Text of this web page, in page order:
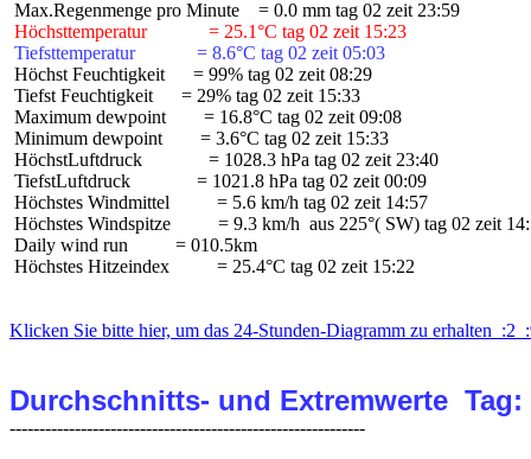
Höchsttemperatur             = 25.1°C tag 02 zeit 15:23
Tiefsttemperatur             = 8.6°C tag 02 zeit 05:03
Höchst Feuchtigkeit      = 99% tag 02 zeit 08:29
Tiefst Feuchtigkeit      = 29% tag 02 zeit 15:33
Maximum dewpoint        = 16.8°C tag 02 zeit 09:08
Minimum dewpoint        = 3.6°C tag 02 zeit 15:33
HöchstLuftdruck              = 1028.3 hPa tag 02 zeit 23:40
TiefstLuftdruck              = 1021.8 hPa tag 02 zeit 00:09
Höchstes Windmittel          = 5.6 km/h tag 02 zeit 14:57
Höchstes Windspitze          = 9.3 km/h  aus 225°( SW) tag 02 zeit
Daily wind run          = 010.5km
Höchstes Hitzeindex          = 25.4°C tag 02 zeit 15:22
Klicken Sie bitte hier, um das 24-Stunden-Diagramm zu erhalten  :2
Durchschnitts- und Extremwerte  Tag: